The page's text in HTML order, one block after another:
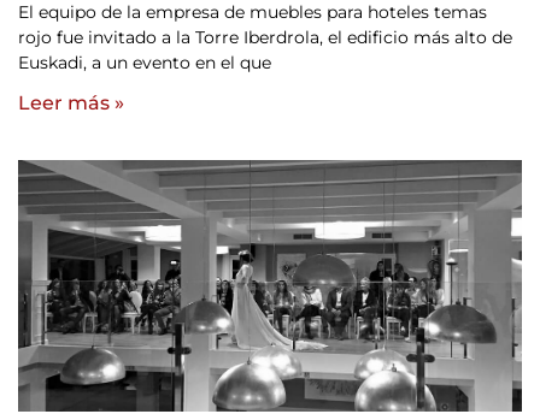
El equipo de la empresa de muebles para hoteles temas
rojo fue invitado a la Torre Iberdrola, el edificio más alto de
Euskadi, a un evento en el que
Leer más »